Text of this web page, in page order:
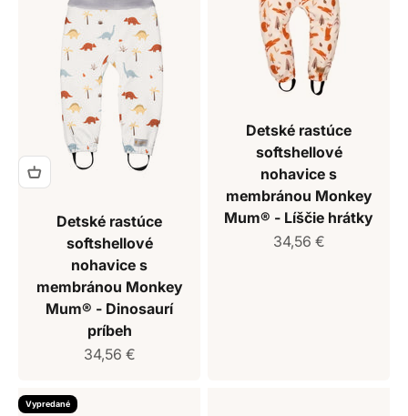
Detské rastúce
softshellové
nohavice s
membránou Monkey
Mum® - Dinosaurí
príbeh
Predajná cena
34,56 €
Detské rastúce
softshellové
nohavice s
membránou Monkey
Mum® - Líščie hrátky
Predajná cena
34,56 €
Vypredané